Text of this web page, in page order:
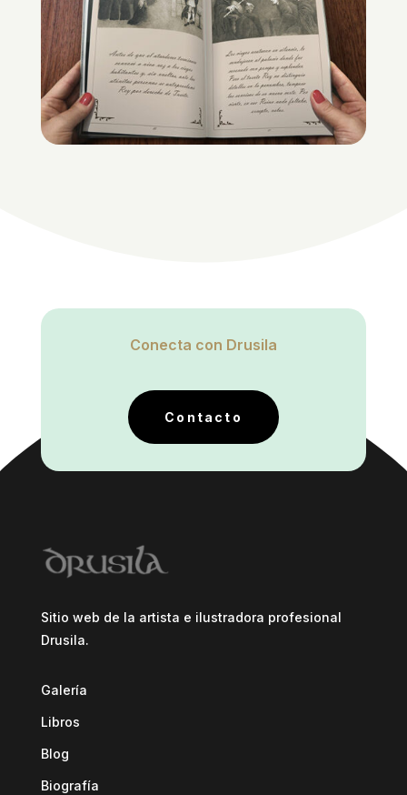
Conecta con Drusila
Contacto
Sitio web de la artista e ilustradora profesional
Drusila.
Galería
Libros
Blog
Biografía